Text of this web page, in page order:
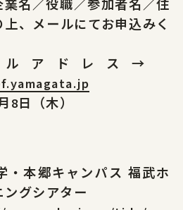
名／役職／参加者名／住
、メールにてお申込みく
ルアドレス→
8日（木）
本郷キャンパス 福武ホ
グシアター